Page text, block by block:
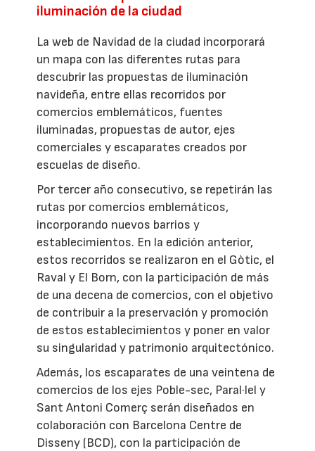
iluminación de la ciudad
La web de Navidad de la ciudad incorporará
un mapa con las diferentes rutas para
descubrir las propuestas de iluminación
navideña, entre ellas recorridos por
comercios emblemáticos, fuentes
iluminadas, propuestas de autor, ejes
comerciales y escaparates creados por
escuelas de diseño.
Por tercer año consecutivo, se repetirán las
rutas por comercios emblemáticos,
incorporando nuevos barrios y
establecimientos. En la edición anterior,
estos recorridos se realizaron en el Gòtic, el
Raval y El Born, con la participación de más
de una decena de comercios, con el objetivo
de contribuir a la preservación y promoción
de estos establecimientos y poner en valor
su singularidad y patrimonio arquitectónico.
Además, los escaparates de una veintena de
comercios de los ejes Poble-sec, Paral·lel y
Sant Antoni Comerç serán diseñados en
colaboración con Barcelona Centre de
Disseny (BCD), con la participación de